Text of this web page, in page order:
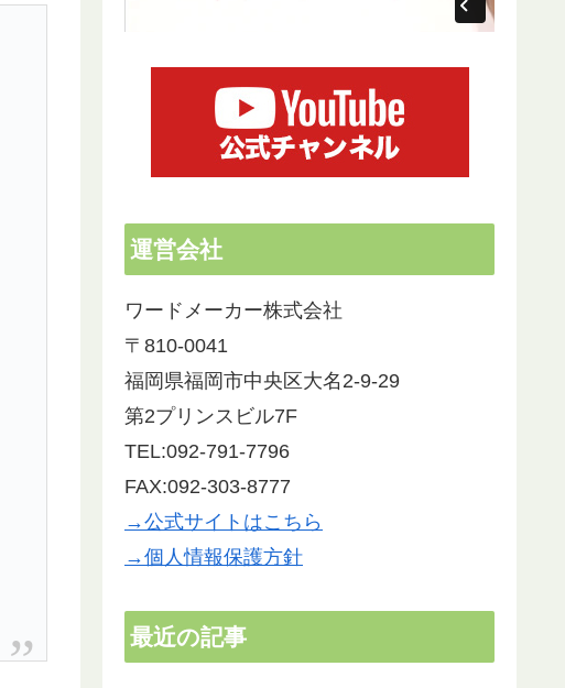
運営会社
ワードメーカー株式会社
〒810-0041
福岡県福岡市中央区大名2-9-29
第2プリンスビル7F
TEL:092-791-7796
FAX:092-303-8777
→公式サイトはこちら
→個人情報保護方針
最近の記事